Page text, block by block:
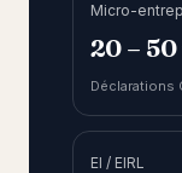
Micro-
20 –
Déclarations
EI / EIRL